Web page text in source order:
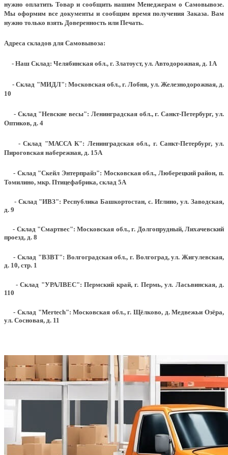
нужно оплатить Товар и сообщить нашим Менеджерам о Самовывозе.
Мы оформим все документы и сообщим время получения Заказа. Вам
нужно только взять Доверенность или Печать.
Адреса складов для Самовывоза:
- Наш Склад: Челябинская обл., г. Златоуст, ул. Автодорожная, д. 1А
- Склад "МИДЛ": Московская обл., г. Лобня, ул. Железнодорожная, д.
10
- Склад "Невские весы": Ленинградская обл., г. Санкт-Петербург, ул.
Оптиков, д. 4
- Склад "МАССА К": Ленинградская обл., г. Санкт-Петербург, ул.
Пироговская набережная, д. 15А
- Склад "Скейл Энтерпрайз": Московская обл., Люберецкий район, п.
Томилино, мкр. Птицефабрика, склад 5А
- Склад "ИВЗ": Республика Башкортостан, с. Иглино, ул. Заводская,
д. 9
- Склад "Смартвес":Московская обл., г. Долгопрудный, Лихачевский
проезд, д. 8
- Склад "ВЗВТ": Волгоградская обл., г. Волгоград, ул. Жигулевская,
д. 10, стр. 1
- Склад "УРАЛВЕС": Пермский край, г. Пермь, ул. Ласьвинская, д.
110
- Склад "Mertech": Московская обл., г. Щёлково, д. Медвежьи Озёра,
ул. Сосновая, д. 11